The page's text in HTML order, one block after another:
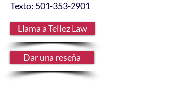
Texto: 501-353-2901
Llama a Tellez Law
Dar una reseña